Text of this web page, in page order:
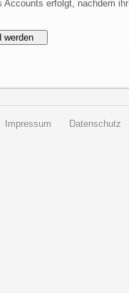
Accounts erfolgt, nachdem
Impressum Datenschutz